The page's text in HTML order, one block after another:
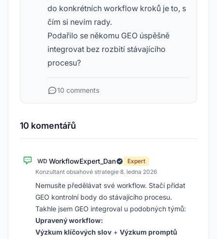
do konkrétních workflow kroků je to, s
čím si nevím rady.
Podařilo se někomu GEO úspěšně
integrovat bez rozbití stávajícího
procesu?
10 comments
10 komentářů
WD WorkflowExpert_Dan
Expert
Konzultant obsahové strategie·8. ledna 2026
Nemusíte předělávat své workflow. Stačí přidat
GEO kontrolní body do stávajícího procesu.
Takhle jsem GEO integroval u podobných týmů:
Upravený workflow:
Výzkum klíčových slov + Výzkum promptů